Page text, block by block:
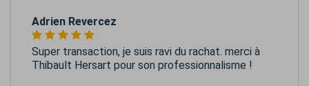
Adrien Revercez
Super transaction, je suis ravi du rachat. merci à
Thibault Hersart pour son professionnalisme !